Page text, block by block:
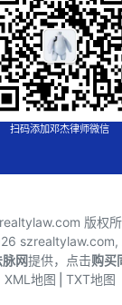
扫码添加邓杰律师微信
版权
szrealtylaw.com,
脉网提供，点击购买
XML地图 TXT地图